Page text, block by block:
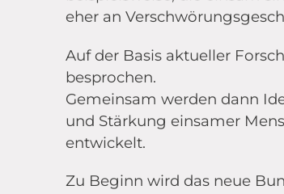
eher an
Auf der Basis aktueller
besprochen.
Gemeinsam werden dann
und Stärkung einsamer
entwickelt.
Zu Beginn wird das neue